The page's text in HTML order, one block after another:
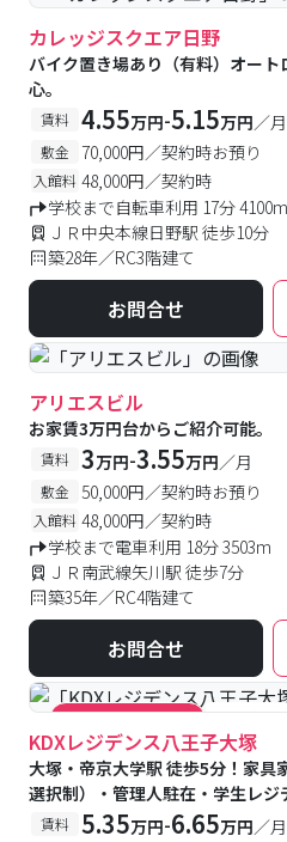
カレッジスクエア日野
バイク置き場あり（有料）オー
心。
賃料 4.55万円-5.15万円／月
敷金 70,000円／契約時お預り
入館料 48,000円／契約時
学校まで自転車利用 17分 4100m
ＪＲ中央本線日野駅 徒歩10分
築28年／RC3階建て
お問合せ
アリエスビル
お家賃3万円台からご紹介可能。
賃料 3万円-3.55万円／月
敷金 50,000円／契約時お預り
入館料 48,000円／契約時
学校まで電車利用 18分 3503m
ＪＲ南武線矢川駅 徒歩7分
築35年／RC4階建て
お問合せ
#キャンペーン実施中 #食事付き
KDXレジデンス八王子大塚
大塚・帝京大学駅 徒歩5分！家具
選択制）・管理人駐在・学生レジ
賃料 5.35万円-6.65万円／月